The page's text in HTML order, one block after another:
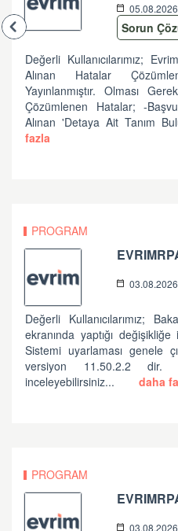
Sorun
Değerli Kullanıcılarımız;
Alınan Hatalar
Yayınlanmıştır. Olması
Çözümlenen Hatalar; -
Alınan 'Detaya Ait Tanım
fazla
PROGRAM
Değerli Kullanıcılarımız;
ekranında yaptığı
Sistemi uyarlaması genele
versiyon 11.50.2.2 dir.
inceleyebilirsiniz...
daha
PROGRAM